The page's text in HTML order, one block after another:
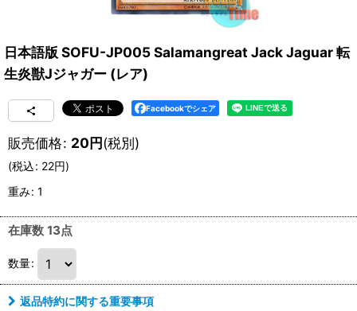
日本語版 SOFU-JP005 Salamangreat Jack Jaguar 転
生炎獣Jジャガー (レア)
Facebookでシェア
販売価格: 20円(税別)
(税込: 22円)
重み: 1
在庫数 13点
数量:
返品特約に関する重要事項